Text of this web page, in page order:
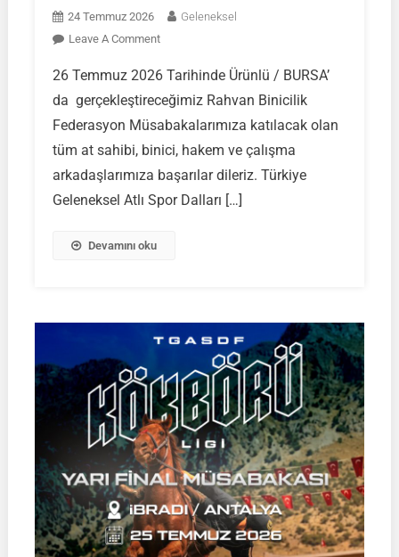
24 Temmuz 2026
Geleneksel
Leave A CommentOn
Binicilik
Federasyon
Müsabakası
Temmuz
2026
LİSTELERİ
26 Temmuz 2026 Tarihinde Ürünlü / BURSA’
da gerçekleştireceğimiz Rahvan Binicilik
Federasyon Müsabakalarımıza katılacak olan
tüm at sahibi, binici, hakem ve çalışma
arkadaşlarımıza başarılar dileriz. Türkiye
Geleneksel Atlı Spor Dalları […]
Devamını oku